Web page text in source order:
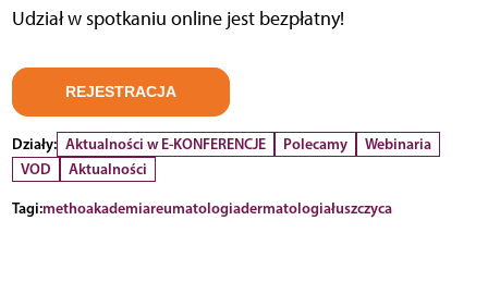
Udział w spotkaniu online jest bezpłatny!
REJESTRACJA
Działy: Aktualności w E-KONFERENCJE Polecamy
Webinaria
VOD
Aktualności
Tagi:methoakademiareumatologiadermatologiałuszczyca